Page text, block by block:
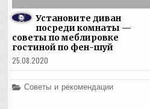
Установите диван
посреди комнаты —
советы по меблировке
гостиной по фен-шуй
25.08.2020
Posted
Советы и рекомендации